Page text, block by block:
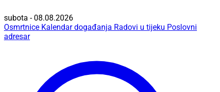
subota - 08.08.2026
Osmrtnice Kalendar događanja Radovi u tijeku Poslovni
adresar